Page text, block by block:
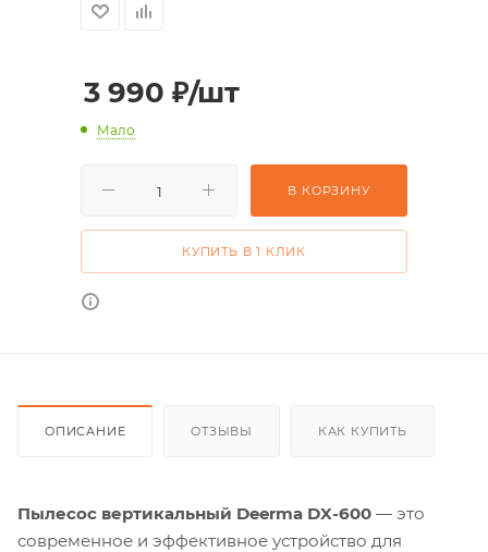
3 990 ₽/шт
Мало
В КОРЗИНУ
КУПИТЬ В 1 КЛИК
ОПИСАНИЕ ОТЗЫВЫ КАК КУПИТЬ
Пылесос вертикальный Deerma DX-600 — это
современное и эффективное устройство для